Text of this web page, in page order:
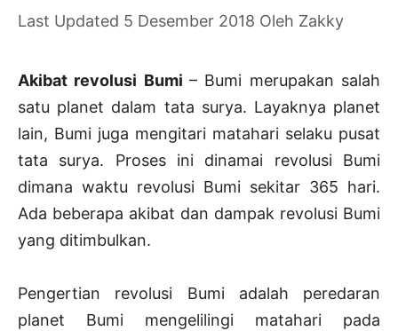
5 Desember 2018 Oleh Zakky
Akibat revolusi Bumi – Bumi merupakan salah
satu planet dalam tata surya. Layaknya planet
lain, Bumi juga mengitari matahari selaku pusat
tata surya. Proses ini dinamai revolusi Bumi
dimana waktu revolusi Bumi sekitar 365 hari.
Ada beberapa akibat dan dampak revolusi Bumi
yang ditimbulkan.
Pengertian revolusi Bumi adalah peredaran
planet Bumi mengelilingi matahari pada